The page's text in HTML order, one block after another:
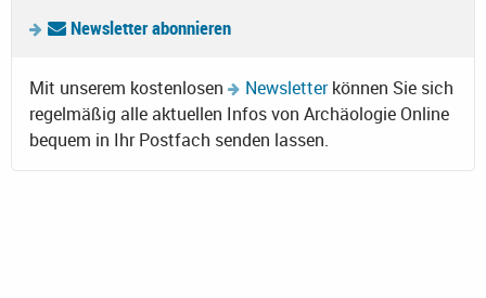
Newsletter abonnieren
Mit unserem kostenlosen Newsletterkönnen Sie sich
regelmäßig alle aktuellen Infos von Archäologie Online
bequem in Ihr Postfach senden lassen.